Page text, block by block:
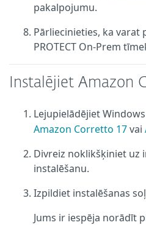
pakalpojumu.
Pārliecinieties, ka varat
PROTECT On-Prem
Instalējiet Amazon
Lejupielādējiet Windows
Amazon Corretto 17vai
Divreiz noklikšķiniet uz
instalēšanu.
Izpildiet instalēšanas
Jums ir iespēja norādīt